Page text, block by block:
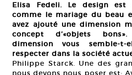
Elisa Fedeli. Le design est
comme le mariage du beau
avez ajouté une dimension
concept d’«objets
dimension vous semble-
respecter dans la société
Philippe Starck. Une des
nous devons nous poser est: